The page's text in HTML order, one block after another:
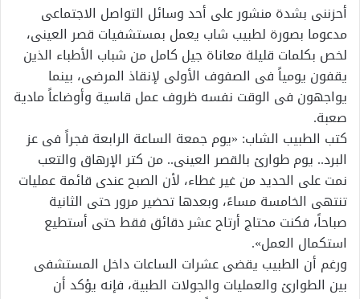
أحزننى بشدة منشور على أحد وسائل التواصل الاجتماعى
مدعوما بصورة لطبيب شاب يعمل بمستشفيات قصر العينى،
لخص بكلمات قليلة معاناة جيل كامل من شباب الأطباء الذين
يقفون يومياً فى الصفوف الأولى لإنقاذ المرضى، بينما
يواجهون فى الوقت نفسه ظروف عمل قاسية وأوضاعاً مادية
صعبة.
كتب الطبيب الشاب: «يوم جمعة الساعة الرابعة فجراً فى عز
البرد.. يوم طوارئ بالقصر العينى.. من كتر الإرهاق والتعب
نمت على الحديد من غير غطاء، لأن الصبح عندى قائمة عمليات
تنتهى الخامسة مساءً، وبعدها تحضير مرور حتى الثانية
صباحاً، فكنت محتاج أرتاح عشر دقائق فقط حتى أستطيع
استكمال العمل».
ورغم أن الطبيب يقضى عشرات الساعات داخل المستشفى
بين الطوارئ والعمليات والجولات الطبية، فإنه يؤكد أن